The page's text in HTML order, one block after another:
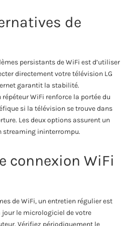
de
persistants de WiFi est d’utiliser
directement votre télévision LG
garantit la stabilité.
WiFi renforce la portée du
si la télévision se trouve dans
Les deux options assurent un
streaming ininterrompu.
connexion WiFi
de WiFi, un entretien régulier est
le micrologiciel de votre
Vérifiez périodiquement le